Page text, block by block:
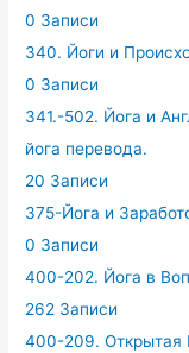
0 Записи
340. Йоги и
0 Записи
341.-502. Йога и
йога перевода.
20 Записи
375-Йога и
0 Записи
400-202. Йога в
262 Записи
400-209. Открытая